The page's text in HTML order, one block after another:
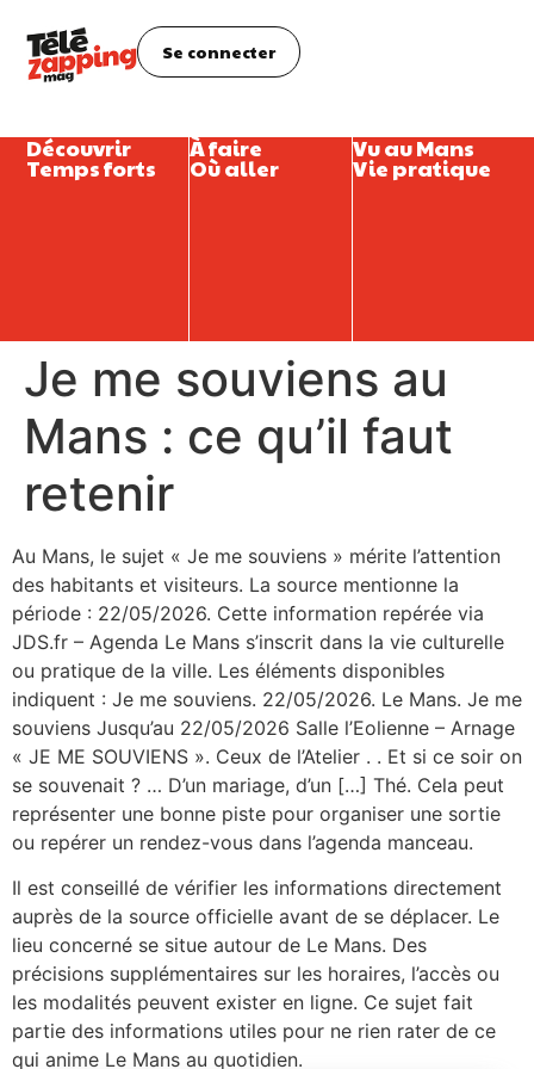
Se connecter
Découvrir
Temps forts
À faire
Où aller
Vu au Mans
Vie pratique
Je me souviens au
Mans : ce qu’il faut
retenir
Au Mans, le sujet « Je me souviens » mérite l’attention
des habitants et visiteurs. La source mentionne la
période : 22/05/2026. Cette information repérée via
JDS.fr – Agenda Le Mans s’inscrit dans la vie culturelle
ou pratique de la ville. Les éléments disponibles
indiquent : Je me souviens. 22/05/2026. Le Mans. Je me
souviens Jusqu’au 22/05/2026 Salle l’Eolienne – Arnage
« JE ME SOUVIENS ». Ceux de l’Atelier . . Et si ce soir on
se souvenait ? … D’un mariage, d’un […] Thé. Cela peut
représenter une bonne piste pour organiser une sortie
ou repérer un rendez-vous dans l’agenda manceau.
Il est conseillé de vérifier les informations directement
auprès de la source officielle avant de se déplacer. Le
lieu concerné se situe autour de Le Mans. Des
précisions supplémentaires sur les horaires, l’accès ou
les modalités peuvent exister en ligne. Ce sujet fait
partie des informations utiles pour ne rien rater de ce
qui anime Le Mans au quotidien.